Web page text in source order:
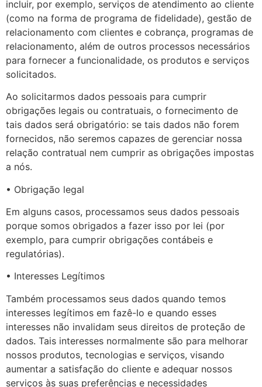
incluir, por exemplo, serviços de atendimento ao cliente
(como na forma de programa de fidelidade), gestão de
relacionamento com clientes e cobrança, programas de
relacionamento, além de outros processos necessários
para fornecer a funcionalidade, os produtos e serviços
solicitados.
Ao solicitarmos dados pessoais para cumprir
obrigações legais ou contratuais, o fornecimento de
tais dados será obrigatório: se tais dados não forem
fornecidos, não seremos capazes de gerenciar nossa
relação contratual nem cumprir as obrigações impostas
a nós.
• Obrigação legal
Em alguns casos, processamos seus dados pessoais
porque somos obrigados a fazer isso por lei (por
exemplo, para cumprir obrigações contábeis e
regulatórias).
• Interesses Legítimos
Também processamos seus dados quando temos
interesses legítimos em fazê-lo e quando esses
interesses não invalidam seus direitos de proteção de
dados. Tais interesses normalmente são para melhorar
nossos produtos, tecnologias e serviços, visando
aumentar a satisfação do cliente e adequar nossos
serviços às suas preferências e necessidades